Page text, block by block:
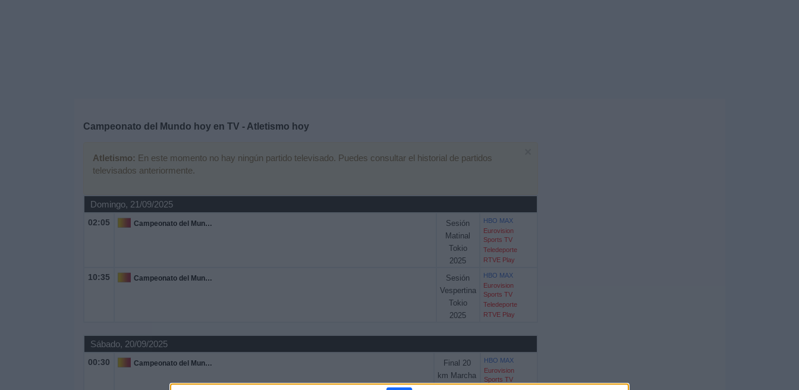
Campeonato del Mundo hoy en TV - Atletismo hoy
Atletismo: En este momento no hay ningún partido televisado. Puedes consultar el historial de partidos
televisados anteriormente.
Domingo, 21/09/2025
02:05 Campeonato del Mundo
Sesión
Matinal
Tokio
2025
HBO MAX
Eurovision
Sports TV
Teledeporte
RTVE Play
10:35 Campeonato del Mundo
Sesión
Vespertina
Tokio
2025
HBO MAX
Eurovision
Sports TV
Teledeporte
RTVE Play
Sábado, 20/09/2025
00:30 Campeonato del Mundo
Final 20
km Marcha
HBO MAX
Eurovision
Sports TV